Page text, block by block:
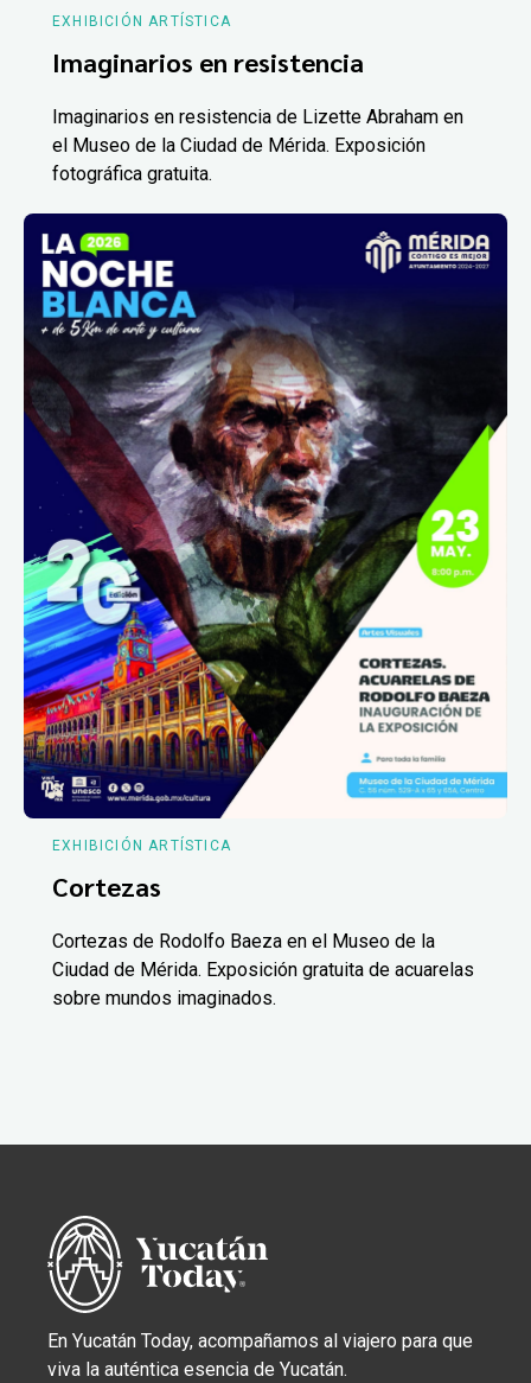
EXHIBICIÓN ARTÍSTICA
Imaginarios en resistencia
Imaginarios en resistencia de Lizette Abraham en
el Museo de la Ciudad de Mérida. Exposición
fotográfica gratuita.
EXHIBICIÓN ARTÍSTICA
Cortezas
Cortezas de Rodolfo Baeza en el Museo de la
Ciudad de Mérida. Exposición gratuita de acuarelas
sobre mundos imaginados.
En Yucatán Today, acompañamos al viajero para que
viva la auténtica esencia de Yucatán.